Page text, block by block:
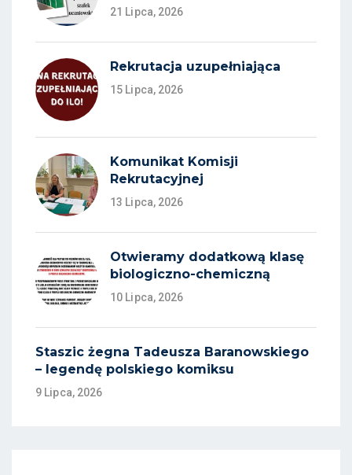
21 Lipca, 2026
Rekrutacja uzupełniająca
15 Lipca, 2026
Komunikat Komisji
Rekrutacyjnej
13 Lipca, 2026
Otwieramy dodatkową klasę
biologiczno-chemiczną
10 Lipca, 2026
Staszic żegna Tadeusza Baranowskiego
– legendę polskiego komiksu
9 Lipca, 2026